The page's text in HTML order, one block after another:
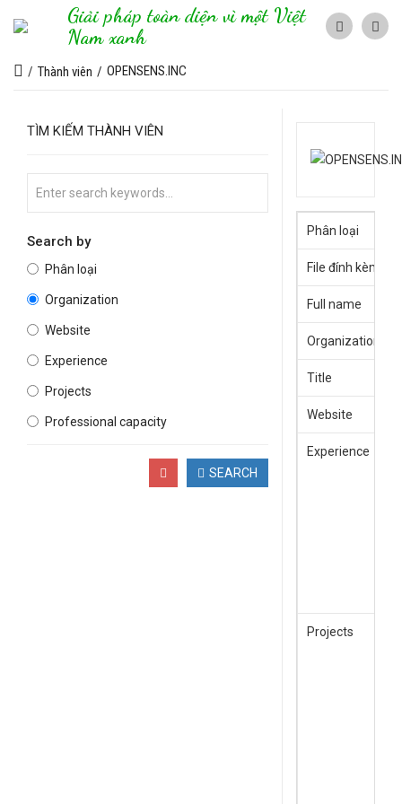
Giải pháp toàn diện vì một Việt
Nam xanh
Thành viên OPENSENS.INC
TÌM KIẾM THÀNH VIÊN
Search by
Phân loại
Organization
Website
Experience
Projects
Professional capacity
SEARCH
Phân loại
File đính kèm
Full name
Organization
Title
Website
Experience
Projects